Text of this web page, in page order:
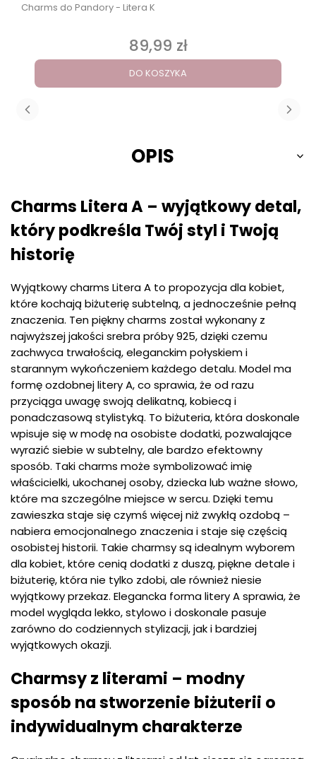
Charms do Pandory - Litera K
Cena
89,99 zł
DO KOSZYKA
OPIS
Charms Litera A – wyjątkowy detal,
który podkreśla Twój styl i Twoją
historię
Wyjątkowy charms Litera A to propozycja dla kobiet,
które kochają biżuterię subtelną, a jednocześnie pełną
znaczenia. Ten piękny charms został wykonany z
najwyższej jakości srebra próby 925, dzięki czemu
zachwyca trwałością, eleganckim połyskiem i
starannym wykończeniem każdego detalu. Model ma
formę ozdobnej litery A, co sprawia, że od razu
przyciąga uwagę swoją delikatną, kobiecą i
ponadczasową stylistyką. To biżuteria, która doskonale
wpisuje się w modę na osobiste dodatki, pozwalające
wyrazić siebie w subtelny, ale bardzo efektowny
sposób. Taki charms może symbolizować imię
właścicielki, ukochanej osoby, dziecka lub ważne słowo,
które ma szczególne miejsce w sercu. Dzięki temu
zawieszka staje się czymś więcej niż zwykłą ozdobą –
nabiera emocjonalnego znaczenia i staje się częścią
osobistej historii. Takie charmsy są idealnym wyborem
dla kobiet, które cenią dodatki z duszą, piękne detale i
biżuterię, która nie tylko zdobi, ale również niesie
wyjątkowy przekaz. Elegancka forma litery A sprawia, że
model wygląda lekko, stylowo i doskonale pasuje
zarówno do codziennych stylizacji, jak i bardziej
wyjątkowych okazji.
Charmsy z literami – modny
sposób na stworzenie biżuterii o
indywidualnym charakterze